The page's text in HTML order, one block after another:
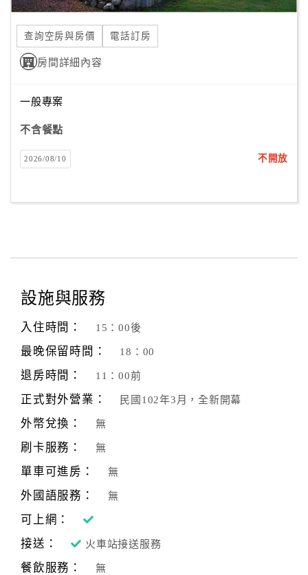
合
作
提
案
店
作
作
旅
伴
劃
商
品
傳
查詢空房與房價 電話訂房
房間詳細內容
一般專案
不含餐點
2026/08/10 不開放
設施與服務
入住時間： 15：00後
最晚保留時間： 18：00
退房時間： 11：00前
正式對外營業： 民國102年3月，全新開幕
外幣兌換： 無
刷卡服務： 無
單車可進房： 無
外國語服務： 無
可上網：
接送：
火車站接送服務
餐飲服務： 無